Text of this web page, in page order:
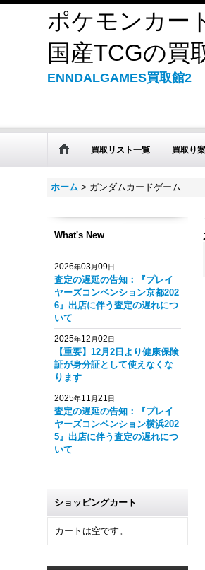
ポケモンカー
国産TCGの買
ENNDALGAMES買取館2
買取リスト一覧 買取り
ホーム > ガンダムカードゲーム
What's New
2026年03月09日
査定の遅延の告知：『プレイ
ヤーズコンベンション京都202
6』出店に伴う査定の遅れにつ
いて
2025年12 月02日
【重要】12月2日より健康保険
証が身分証として使えなくな
ります
2025年11 月21日
査定の遅延の告知：『プレイ
ヤーズコンベンション横浜202
5』出店に伴う査定の遅れにつ
いて
ショッピングカート
カートは空です。